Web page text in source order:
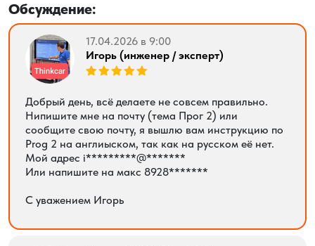
Обсуждение:
Игорь (инженер / эксперт)
17.04.2026 в 9:00
Добрый день, всё делаете не совсем правильно.
Нипишите мне на почту (тема Прог 2) или
сообщите свою почту, я вышлю вам инструкцию по
Prog 2 на англиыском, так как на русском её нет.
Мой адрес i*********@*******
Или напишите на макс 8928*******
С уважением Игорь